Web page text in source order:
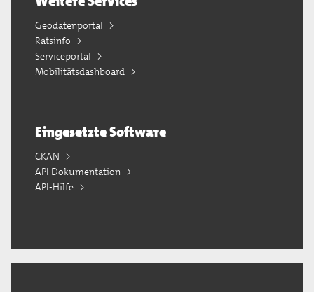
Geodatenportal
Ratsinfo
Serviceportal
Mobilitätsdashboard
Eingesetzte Software
CKAN
API Dokumentation
API-Hilfe